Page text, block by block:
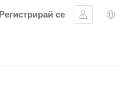
Регистрирай се
Впиши се